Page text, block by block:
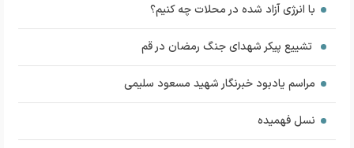
با انرژی آزاد شده در محلات چه کنیم؟
تشییع پیکر شهدای جنگ رمضان در قم
مراسم یادبود خبرنگار شهید مسعود سلیمی
نسل فهمیده